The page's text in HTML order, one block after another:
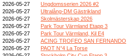
2026-05-27
Ungdomsserien 2026 #2
2026-05-27
Ultralång-DM Gästrikland
2026-05-27
Skolmästerskap 2026
2026-05-27
Park Tour Värmland Etapp 3
2026-05-27
Park Tour Värmland, Kil E4
2026-05-27
ACING TROFEO SAN FERNANDO
2026-05-27
PAOT N°4 La Torse